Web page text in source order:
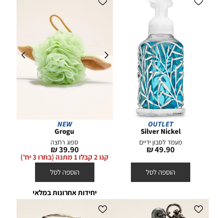
שחיפשתם, אבל היא בול מה שנכון.
OUTLET
Silver Nickel
מעמד לסבון ידיים
מחיר
מוצר
49.90 ₪
הוספה לסל
NEW
Grogu
ספוג רחצה
מחיר
מוצר
39.90 ₪
קנו 2 קבלו 1 מתנה (בחרו 3 יח’)
הוספה לסל
יחידות אחרונות במלאי